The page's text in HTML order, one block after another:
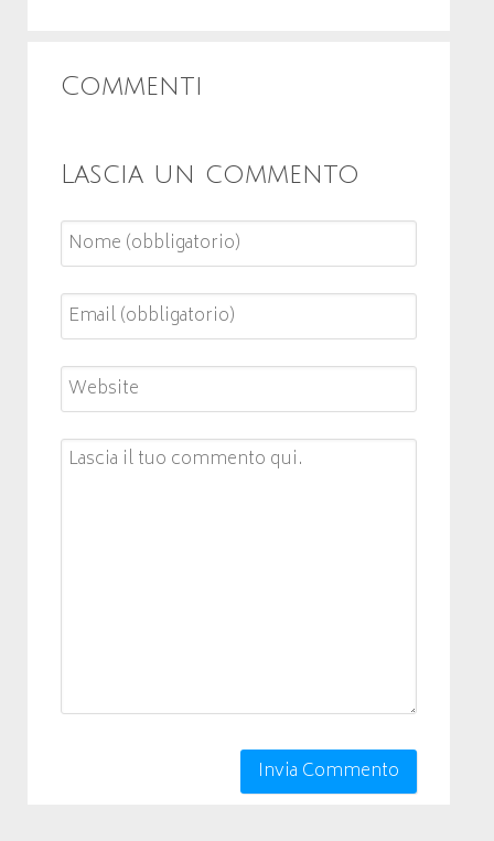
Commenti
Lascia un commento